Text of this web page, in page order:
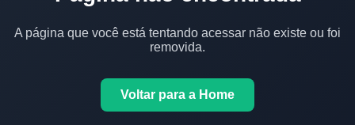
A página que você está tentando acessar não existe ou foi
removida.
Voltar para a Home